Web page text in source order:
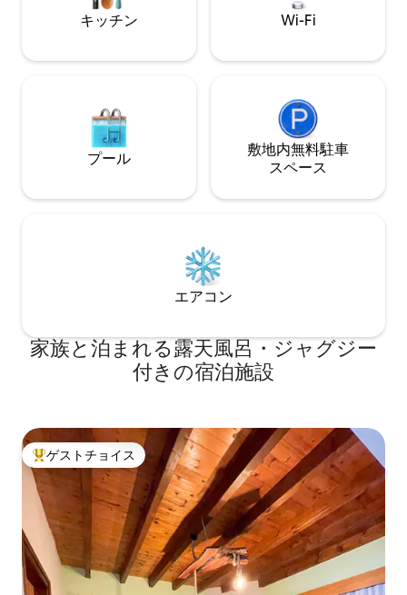
キッチン Wi-Fi
プール
敷地内無料駐⁠車
ス⁠ペ⁠ー⁠ス
エアコン
家族と泊まれる露天風呂・ジャグジー
付きの宿泊施設
大好評のゲストチョイスです。
ゲストチョイス